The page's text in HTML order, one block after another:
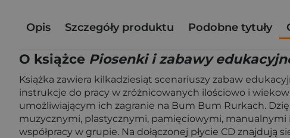
Opis Szczegóły produktu Podobne tytuły
O książce Piosenki i zabawy
Książka zawiera kilkadziesiąt scenariuszy zabaw
instrukcje do pracy w zróżnicowanych ilościowo i
umożliwiającym ich zagranie na Bum Bum Rurkach.
muzycznymi, plastycznymi, pamięciowymi,
współpracy w grupie. Na dołączonej płycie CD